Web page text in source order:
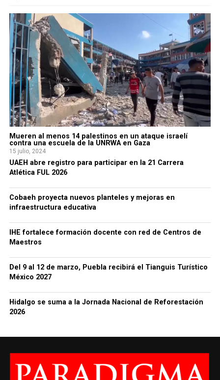
Mueren al menos 14 palestinos en un ataque israelí
contra una escuela de la UNRWA en Gaza
15 julio, 2024
UAEH abre registro para participar en la 21 Carrera
Atlética FUL 2026
Cobaeh proyecta nuevos planteles y mejoras en
infraestructura educativa
IHE fortalece formación docente con red de Centros de
Maestros
Del 9 al 12 de marzo, Puebla recibirá el Tianguis Turístico
México 2027
Hidalgo se suma a la Jornada Nacional de Reforestación
2026